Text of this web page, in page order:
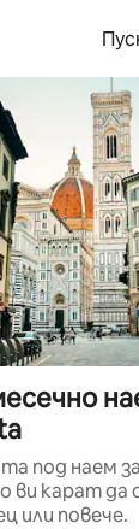
под наем
ви карат да
или повече.